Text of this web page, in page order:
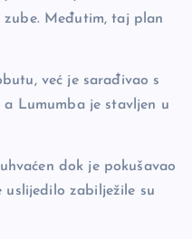
Međutim, taj plan
već je sarađivao s
Lumumba je stavljen u
dok je pokušavao
zabilježile su